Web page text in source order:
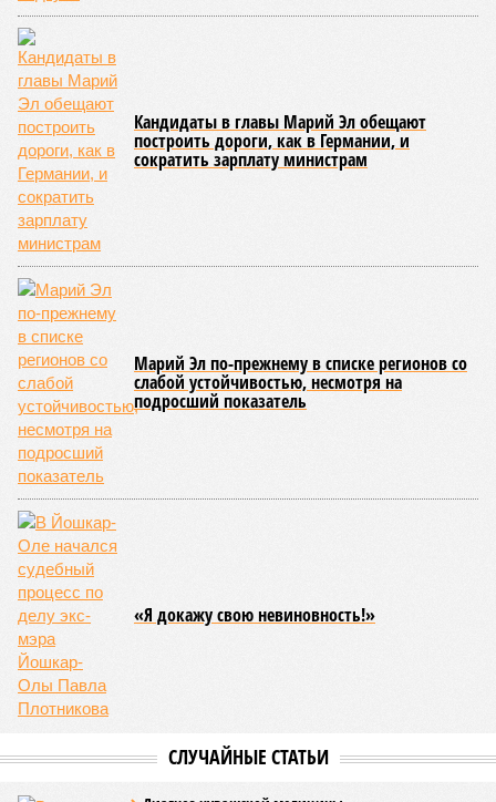
Кандидаты в главы Марий Эл обещают
построить дороги, как в Германии, и
сократить зарплату министрам
Марий Эл по-прежнему в списке регионов со
слабой устойчивостью, несмотря на
подросший показатель
«Я докажу свою невиновность!»
СЛУЧАЙНЫЕ СТАТЬИ